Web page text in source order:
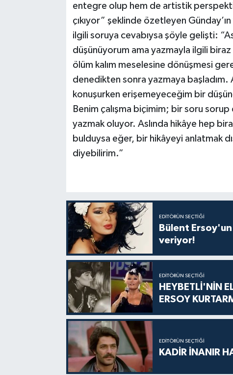
entegre olup hem de artistik
çıkıyor” şeklinde özetleyen
ilgili soruya cevabıysa şöyle gelişti:
düşünüyorum ama yazmayla ilgili biraz
ölüm kalım meselesine dönüşmesi
denedikten sonra yazmaya başladım.
konuşurken erişemeyeceğim bir
Benim çalışma biçimim; bir soru
yazmak oluyor. Aslında hikâye hep
bulduysa eğer, bir hikâyeyi anlatmak
diyebilirim.”
EDITÖRÜN SEÇTIĞI
Bülent
veriyor!
EDITÖRÜN SEÇTIĞI
HEYBETLİ'NİN
ERSOY
EDITÖRÜN SEÇTIĞI
KADİR İNANIR